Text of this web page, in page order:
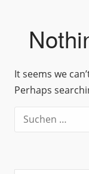
It seems we
Perhaps